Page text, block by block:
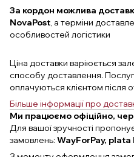
За кордон можлива
NovaPost, а терміни
особливостей логістики
Ціна доставки варіюється
способу доставлення.
оплачуються клієнтом після
Більше інформації про
Ми працюємо офіційно,
Для вашої зручності
замовлень: WayForPay, plata